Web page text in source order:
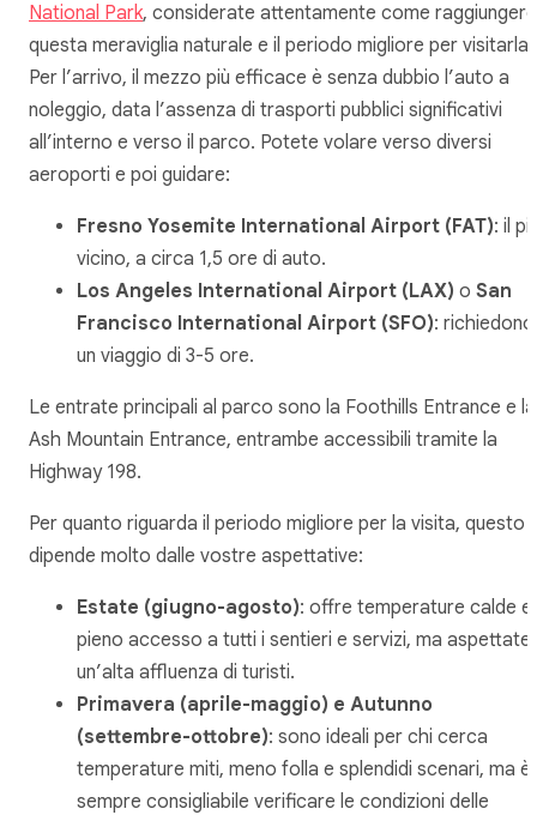
National Park, considerate attentamente come raggiungere
questa meraviglia naturale e il periodo migliore per visitarla.
Per l’arrivo, il mezzo più efficace è senza dubbio l’auto a
noleggio, data l’assenza di trasporti pubblici significativi
all’interno e verso il parco. Potete volare verso diversi
aeroporti e poi guidare:
Fresno Yosemite International Airport (FAT): il
vicino, a circa 1,5 ore di auto.
Los Angeles International Airport (LAX) o San
Francisco International Airport (SFO): richiedono
un viaggio di 3-5 ore.
Le entrate principali al parco sono la Foothills Entrance e la
Ash Mountain Entrance, entrambe accessibili tramite la
Highway 198.
Per quanto riguarda il periodo migliore per la visita, questo
dipende molto dalle vostre aspettative:
Estate (giugno-agosto): offre temperature calde e
pieno accesso a tutti i sentieri e servizi, ma
un’alta affluenza di turisti.
Primavera (aprile-maggio) e Autunno
(settembre-ottobre): sono ideali per chi cerca
temperature miti, meno folla e splendidi scenari, ma è
sempre consigliabile verificare le condizioni delle